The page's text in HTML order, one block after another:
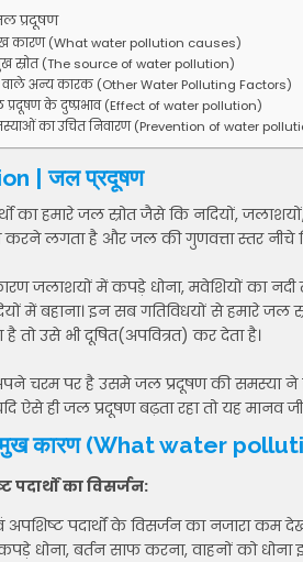
प्रदूषण
कारण (What water pollution causes)
स्रोत (The source of water pollution)
अन्य कारक (Other Water Polluting Factors)
प्रदूषण के दुष्प्रभाव (Effect of water pollution)
का उचित निवारण (Prevention of water
| जल प्रदूषण
का हमारे जल स्रोत जैसे कि नदियों,
करने लगता है और जल की गुणवत्ता स्तर नीचे
जलाशयों में कपड़े धोना, मवेशियों का नदी
में बहाना। इन सब गतिविधयों से हमारे जल
तो उसे भी दूषित(अपवित्रत) कर देता है।
चरम पर है उसमे जल प्रदूषण की समस्या
ऐसे ही जल प्रदूषण बढ़ता रहा तो यह मानव
कारण (What water
का विसर्जन:
अपशिष्ट पदार्थों के विसर्जन का नजारा कम
धोना, बर्तन साफ करना, वाहनों को धोना